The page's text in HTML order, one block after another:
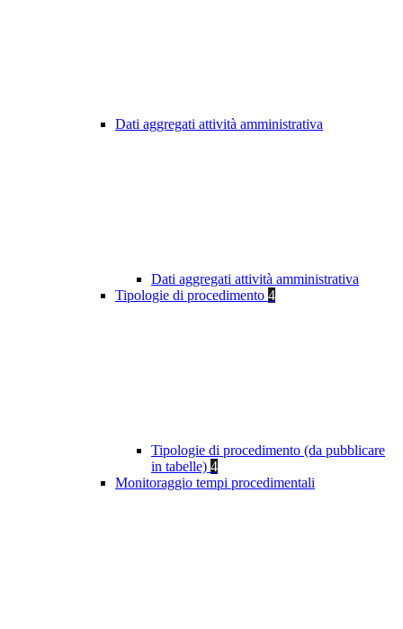
Dati aggregati attività amministrativa
Dati aggregati attività amministrativa
Tipologie di procedimento 4
Tipologie di procedimento (da pubblicare
in tabelle) 4
Monitoraggio tempi procedimentali